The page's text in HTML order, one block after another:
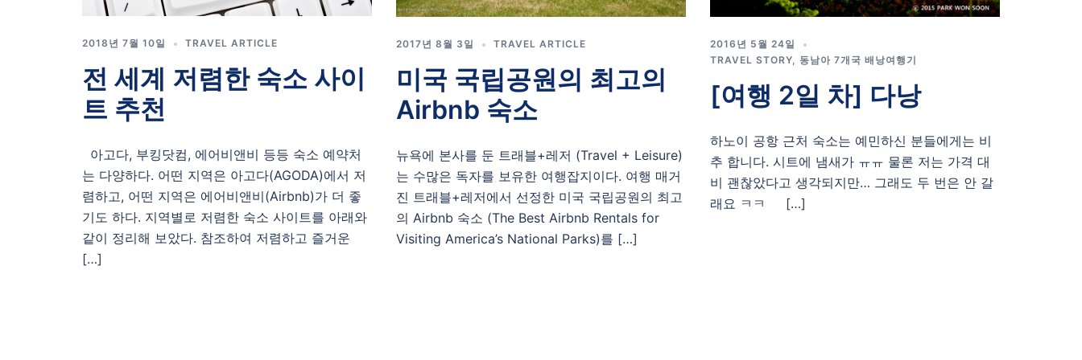
2018년 7월 10일 TRAVEL ARTICLE
전 세계 저렴한 숙소 사이
트 추천
아고다, 부킹닷컴, 에어비앤비 등등 숙소 예약처
는 다양하다. 어떤 지역은 아고다(AGODA)에서 저
렴하고, 어떤 지역은 에어비앤비(Airbnb)가 더 좋
기도 하다. 지역별로 저렴한 숙소 사이트를 아래와
같이 정리해 보았다. 참조하여 저렴하고 즐거운
[…]
2017년 8월 3일 TRAVEL ARTICLE
미국 국립공원의 최고의
Airbnb 숙소
뉴욕에 본사를 둔 트래블+레저 (Travel + Leisure)
는 수많은 독자를 보유한 여행잡지이다. 여행 매거
진 트래블+레저에서 선정한 미국 국립공원의 최고
의 Airbnb 숙소 (The Best Airbnb Rentals for
Visiting America’s National Parks)를 […]
2016년 5월 24일
TRAVEL STORY
동남아 7개국 배낭여행기
[여행 2일 차] 다낭
하노이 공항 근처 숙소는 예민하신 분들에게는 비
추 합니다. 시트에 냄새가 ㅠㅠ 물론 저는 가격 대
비 괜찮았다고 생각되지만… 그래도 두 번은 안 갈
래요 ㅋㅋ […]